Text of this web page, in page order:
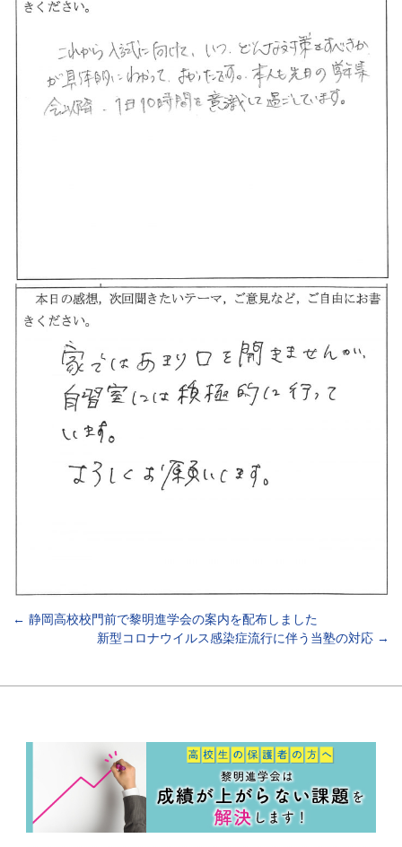
← 静岡高校校門前で黎明進学会の案内を配布しました
新型コロナウイルス感染症流行に伴う当塾の対応 →